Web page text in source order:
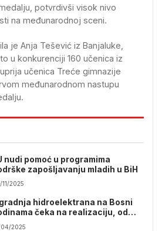
potvrdivši visok nivo
na međunarodnoj sceni.
je Anja Tešević iz Banjaluke,
u konkurenciji 160 učenica iz
učenica Treće gimnazije
međunarodnom nastupu
nudi pomoć u programima
zapošljavanju mladih u BiH
2025
hidroelektrana na Bosni
čeka na realizaciju, od
se ne odustaje
04/2025